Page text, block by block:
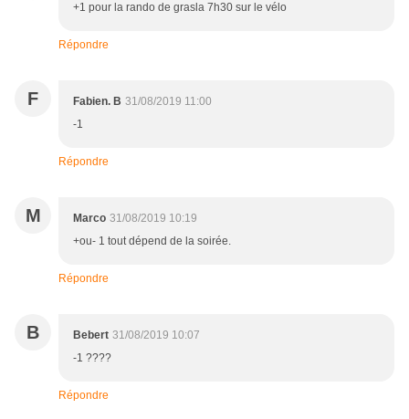
+1 pour la rando de grasla 7h30 sur le vélo
Répondre
F Fabien. B 31/08/2019 11:00
-1
Répondre
M Marco 31/08/2019 10:19
+ou- 1 tout dépend de la soirée.
Répondre
B Bebert 31/08/2019 10:07
-1 ????
Répondre